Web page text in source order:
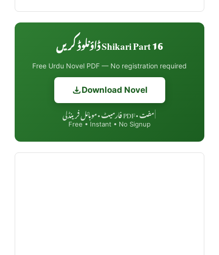
Shikari Part 16 ڈاؤنلوڈ کریں
Free Urdu Novel PDF — No registration required
Download Novel
مفت • PDF فارمیٹ • موبائل فرینڈلی
Free • Instant • No Signup